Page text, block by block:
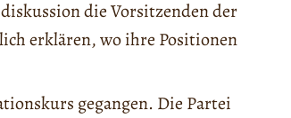
die Vorsitzenden der
erklären, wo ihre Positionen
gegangen. Die Partei